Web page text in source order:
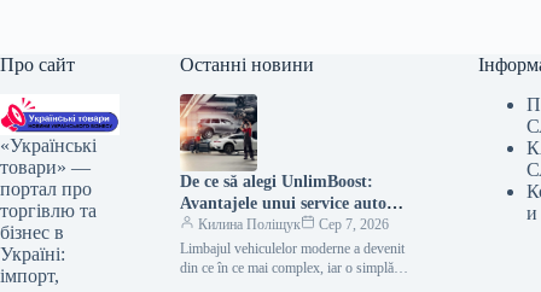
Про сайт
«Українські
товари» —
портал про
торгівлю та
бізнес в
Україні:
імпорт,
Останні новини
De ce să alegi UnlimBoost:
Avantajele unui service auto
modern în Chișinău
Килина Поліщук
Сер 7, 2026
Limbajul vehiculelor moderne a devenit
din ce în ce mai complex, iar o simplă
и